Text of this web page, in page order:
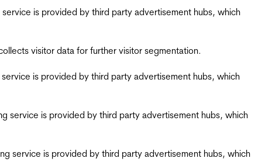
is provided by third party advertisement hubs, which
visitor data for further visitor segmentation.
is provided by third party advertisement hubs, which
service is provided by third party advertisement hubs, which
service is provided by third party advertisement hubs, which